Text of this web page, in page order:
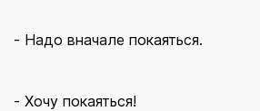
- Надо вначале покаяться.
- Хочу покаяться!